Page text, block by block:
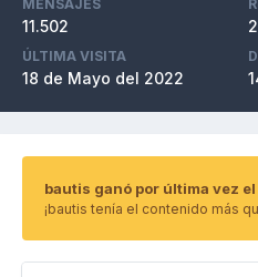
MENSAJES
11.502
ÚLTIMA VISITA
18 de Mayo del 2022
bautis ganó por última vez el
¡bautis tenía el contenido más